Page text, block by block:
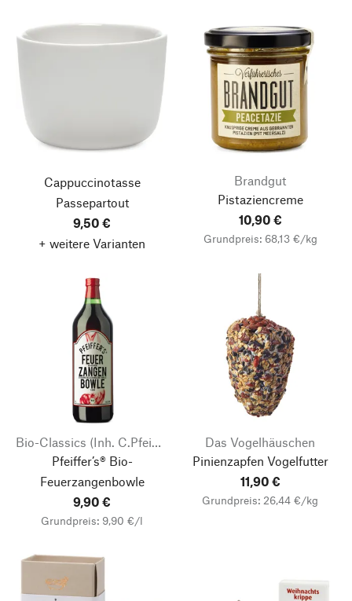
Cappuccinotasse
Passepartout
9,50 €
+ weitere Varianten
Brandgut
Pistaziencreme
10,90 €
Grundpreis: 68,13 €/kg
Bio-Classics (Inh. C.Pfeiffer)
Pfeiffer’s® Bio-
Feuerzangenbowle
9,90 €
Grundpreis: 9,90 €/l
Das Vogelhäuschen
Pinienzapfen Vogelfutter
11,90 €
Grundpreis: 26,44 €/kg